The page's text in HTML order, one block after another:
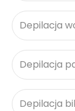
Depilacja
Depilacja
Depilacja